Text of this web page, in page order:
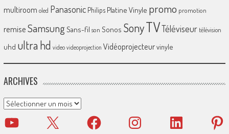
multiroom oled Panasonic Philips Platine Vinyle promo promotion
remiseSamsungSans-fil son Sonos SonyTVTéléviseur télévision
uhd ultra hd video videoprojection Vidéoprojecteurvinyle
ARCHIVES
Archives
YouTube X Facebook Instagram LinkedIn